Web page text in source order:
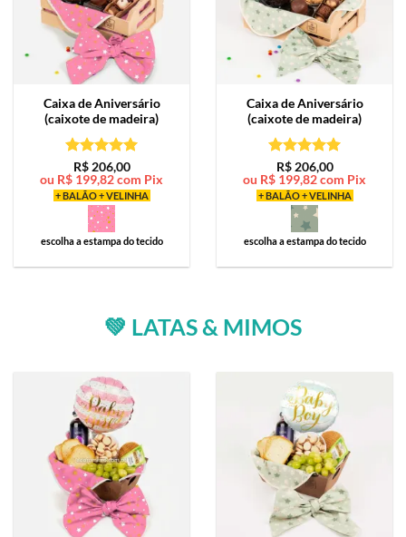
Caixa deAniversário
(caixote de madeira)
Avaliação5
de 5
R$206,00
ou R$ 199,82com Pix
+ BALÃO + VELINHA
escolha a estampa do tecido
Caixa deAniversário
(caixote de madeira)
Avaliação5
de 5
R$206,00
ou R$ 199,82com Pix
+ BALÃO + VELINHA
escolha a estampa do tecido
💚 LATAS & MIMOS